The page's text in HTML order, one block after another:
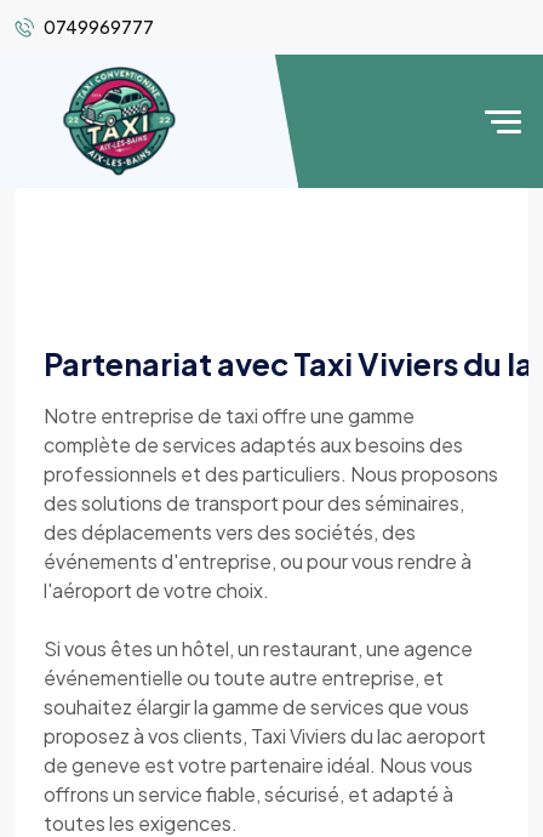
0749969777
Partenariat avec Taxi Viviers du
Notre entreprise de taxi offre une gamme
complète de services adaptés aux besoins des
professionnels et des particuliers. Nous proposons
des solutions de transport pour des séminaires,
des déplacements vers des sociétés, des
événements d'entreprise, ou pour vous rendre à
l'aéroport de votre choix.
Si vous êtes un hôtel, un restaurant, une agence
événementielle ou toute autre entreprise, et
souhaitez élargir la gamme de services que vous
proposez à vos clients, Taxi Viviers du lac aeroport
de geneve est votre partenaire idéal. Nous vous
offrons un service fiable, sécurisé, et adapté à
toutes les exigences.